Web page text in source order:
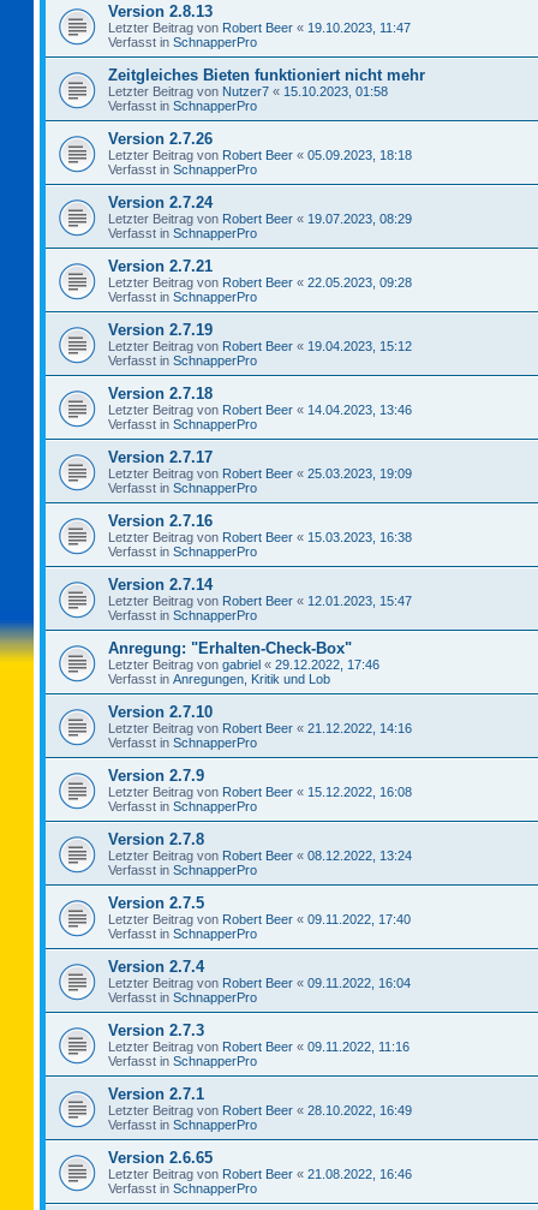
Version 2.8.13
Letzter Beitrag von Robert Beer « 19.10.2023, 11:47
Verfasst in SchnapperPro
Zeitgleiches Bieten funktioniert nicht mehr
Letzter Beitrag von Nutzer7 « 15.10.2023, 01:58
Verfasst in SchnapperPro
Version 2.7.26
Letzter Beitrag von Robert Beer « 05.09.2023, 18:18
Verfasst in SchnapperPro
Version 2.7.24
Letzter Beitrag von Robert Beer « 19.07.2023, 08:29
Verfasst in SchnapperPro
Version 2.7.21
Letzter Beitrag von Robert Beer « 22.05.2023, 09:28
Verfasst in SchnapperPro
Version 2.7.19
Letzter Beitrag von Robert Beer « 19.04.2023, 15:12
Verfasst in SchnapperPro
Version 2.7.18
Letzter Beitrag von Robert Beer « 14.04.2023, 13:46
Verfasst in SchnapperPro
Version 2.7.17
Letzter Beitrag von Robert Beer « 25.03.2023, 19:09
Verfasst in SchnapperPro
Version 2.7.16
Letzter Beitrag von Robert Beer « 15.03.2023, 16:38
Verfasst in SchnapperPro
Version 2.7.14
Letzter Beitrag von Robert Beer « 12.01.2023, 15:47
Verfasst in SchnapperPro
Anregung: "Erhalten-Check-Box"
Letzter Beitrag von gabriel « 29.12.2022, 17:46
Verfasst in Anregungen, Kritik und Lob
Version 2.7.10
Letzter Beitrag von Robert Beer « 21.12.2022, 14:16
Verfasst in SchnapperPro
Version 2.7.9
Letzter Beitrag von Robert Beer « 15.12.2022, 16:08
Verfasst in SchnapperPro
Version 2.7.8
Letzter Beitrag von Robert Beer « 08.12.2022, 13:24
Verfasst in SchnapperPro
Version 2.7.5
Letzter Beitrag von Robert Beer « 09.11.2022, 17:40
Verfasst in SchnapperPro
Version 2.7.4
Letzter Beitrag von Robert Beer « 09.11.2022, 16:04
Verfasst in SchnapperPro
Version 2.7.3
Letzter Beitrag von Robert Beer « 09.11.2022, 11:16
Verfasst in SchnapperPro
Version 2.7.1
Letzter Beitrag von Robert Beer « 28.10.2022, 16:49
Verfasst in SchnapperPro
Version 2.6.65
Letzter Beitrag von Robert Beer « 21.08.2022, 16:46
Verfasst in SchnapperPro